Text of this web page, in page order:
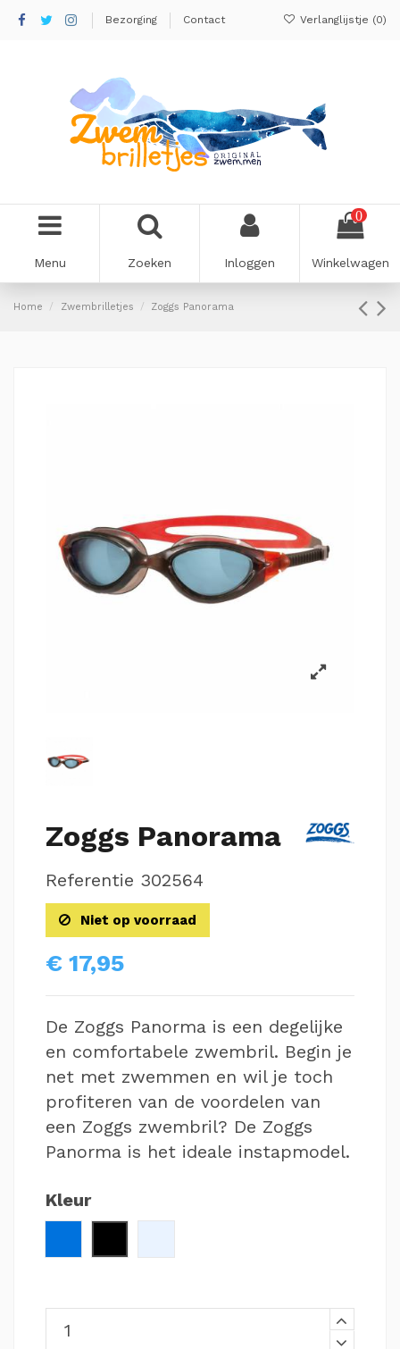
Bezorging Contact Verlanglijstje (0)
Menu Zoeken Inloggen
0
Winkelwagen
Home Zwembrilletjes Zoggs Panorama
Zoggs Panorama
Referentie 302564
Niet op voorraad
€ 17,95
De Zoggs Panorma is een degelijke
en comfortabele zwembril. Begin je
net met zwemmen en wil je toch
profiteren van de voordelen van
een Zoggs zwembril? De Zoggs
Panorma is het ideale instapmodel.
Kleur